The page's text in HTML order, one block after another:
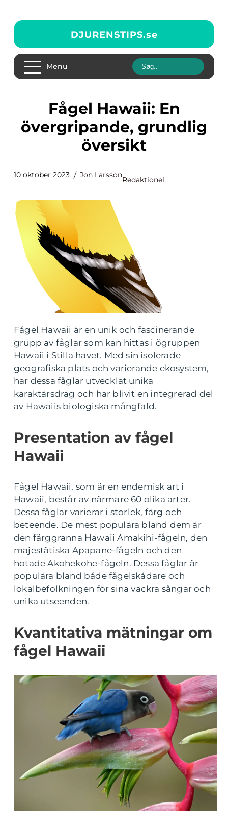
DJURENSTIPS.se
Menu
Fågel Hawaii: En
övergripande, grundlig
översikt
10 oktober 2023 Jon Larsson
Redaktionel
Fågel Hawaii är en unik och fascinerande
grupp av fåglar som kan hittas i ögruppen
Hawaii i Stilla havet. Med sin isolerade
geografiska plats och varierande ekosystem,
har dessa fåglar utvecklat unika
karaktärsdrag och har blivit en integrerad del
av Hawaiis biologiska mångfald.
Presentation av fågel
Hawaii
Fågel Hawaii, som är en endemisk art i
Hawaii, består av närmare 60 olika arter.
Dessa fåglar varierar i storlek, färg och
beteende. De mest populära bland dem är
den färggranna Hawaii Amakihi-fågeln, den
majestätiska Apapane-fågeln och den
hotade Akohekohe-fågeln. Dessa fåglar är
populära bland både fågelskådare och
lokalbefolkningen för sina vackra sångar och
unika utseenden.
Kvantitativa mätningar om
fågel Hawaii